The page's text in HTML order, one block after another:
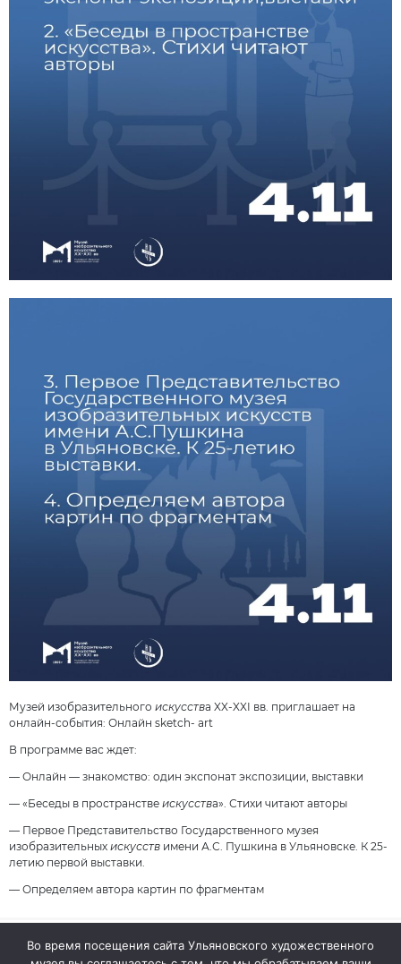
Музей изобразительного искусства XX-XXI вв. приглашает на
онлайн-события: Онлайн sketch- art
В программе вас ждет:
— Онлайн — знакомство: один экспонат экспозиции, выставки
— «Беседы в пространстве искусства». Стихи читают авторы
— Первое Представительство Государственного музея
изобразительных искусств имени А.С. Пушкина в Ульяновске. К 25-
летию первой выставки.
— Определяем автора картин по фрагментам
Во время посещения сайта Ульяновского художественного